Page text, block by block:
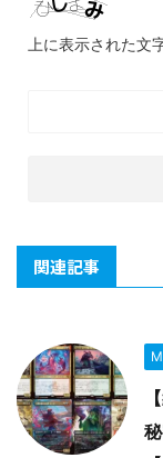
上に表示された文
関連記事